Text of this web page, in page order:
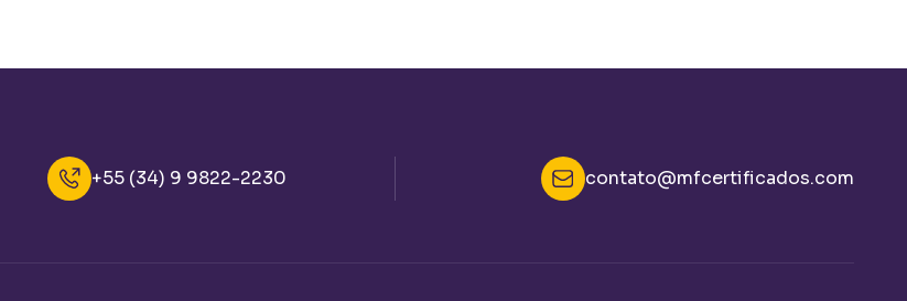
+55 (34) 9 9822-2230 contato@mfcertificados.com